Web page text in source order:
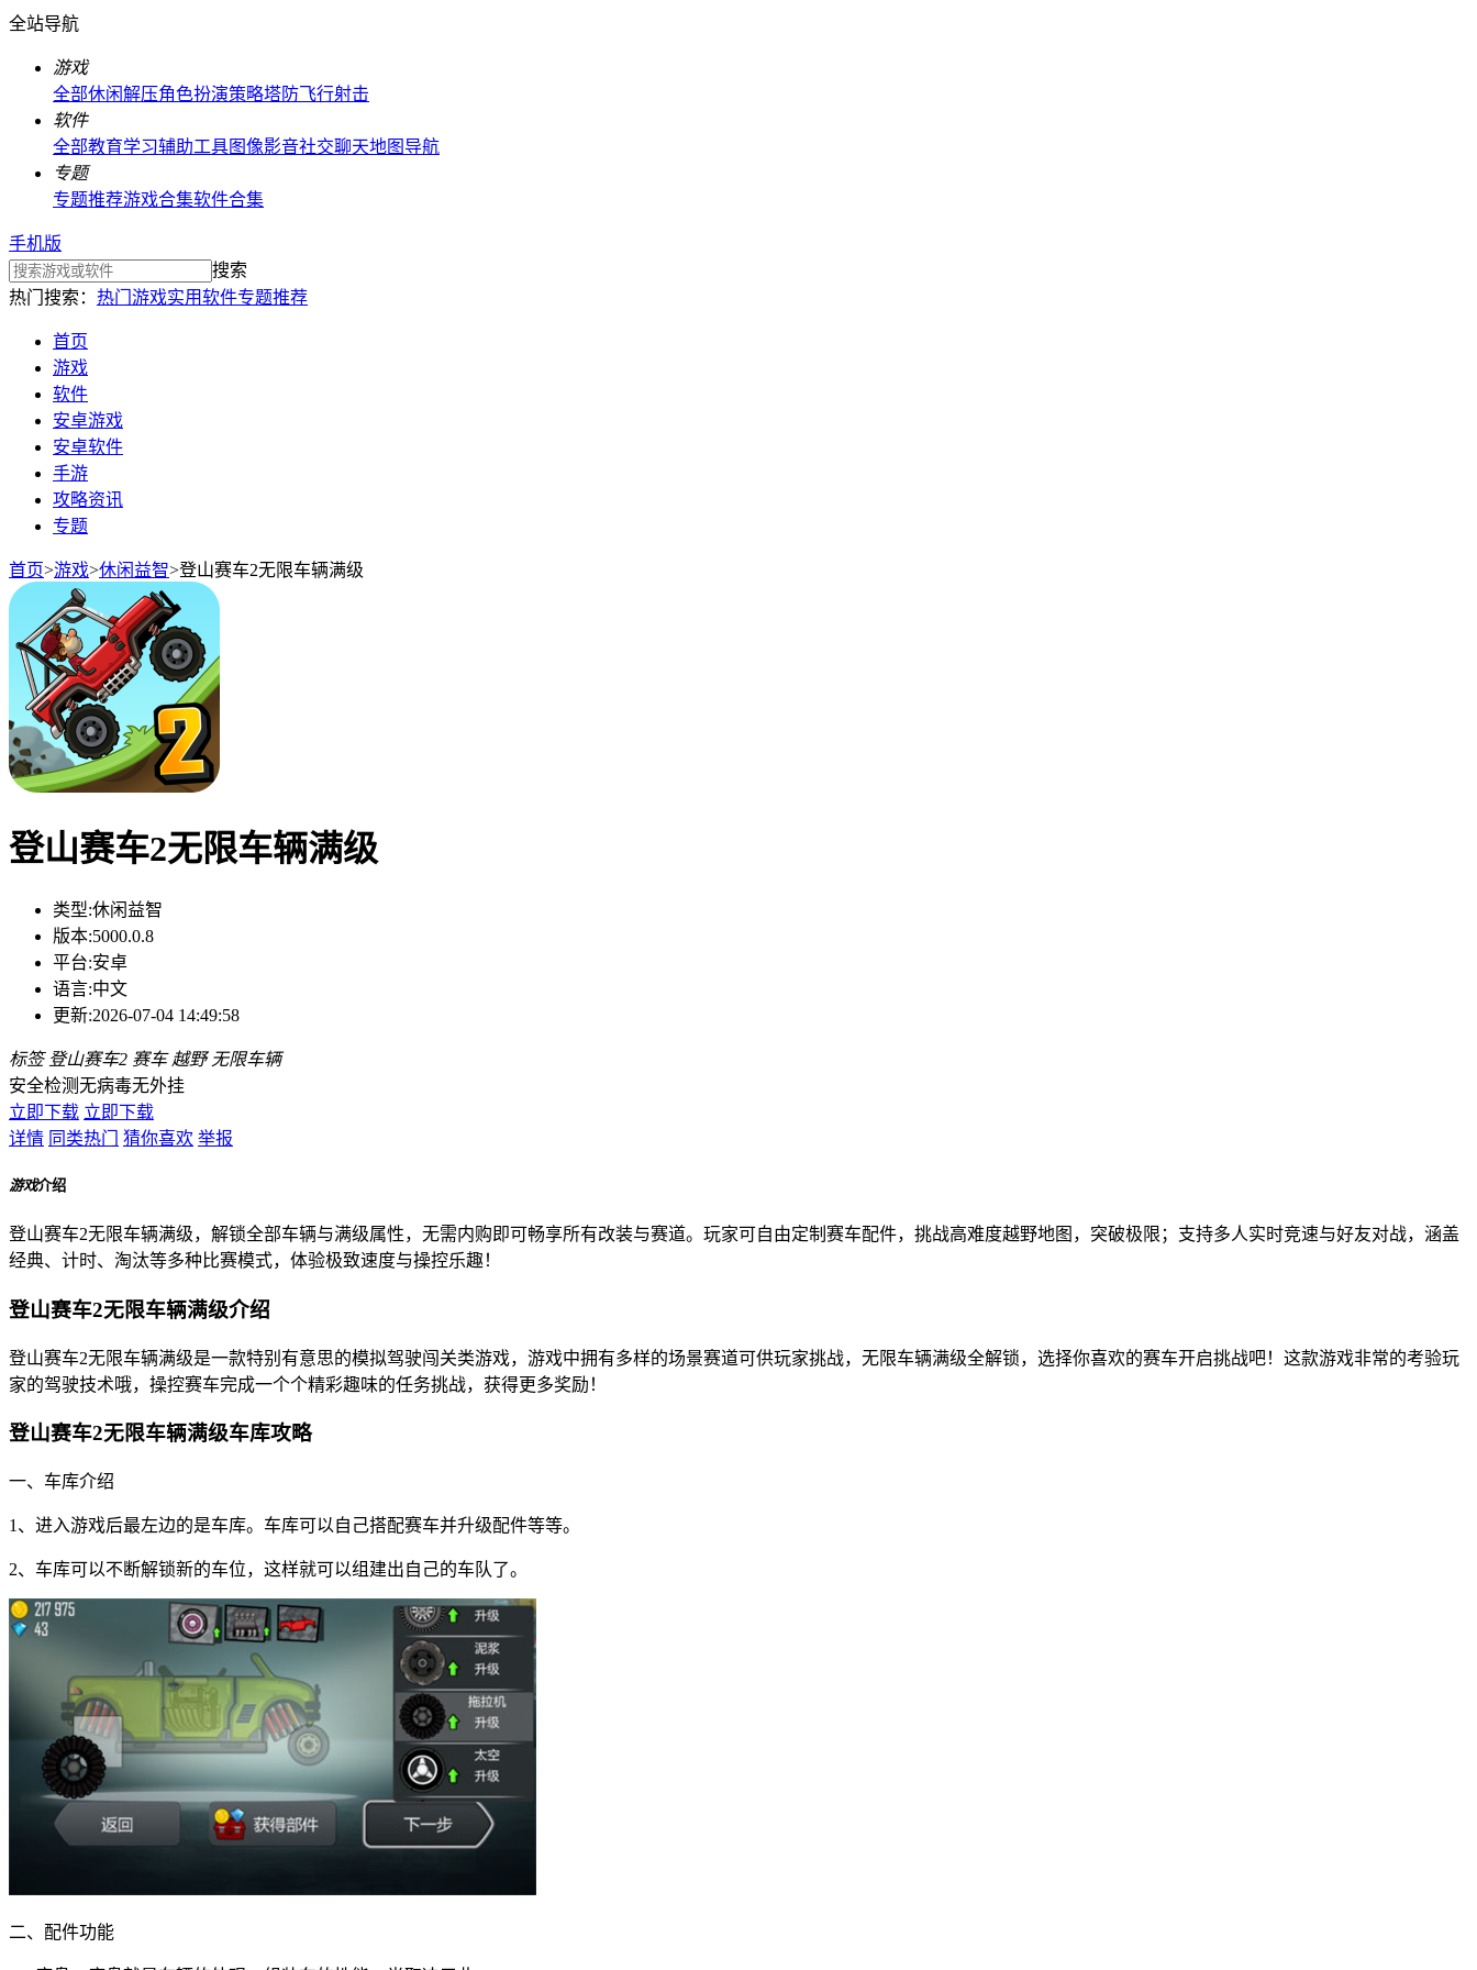
全站导航
游戏
全部休闲解压角色扮演策略塔防飞行射击
软件
全部教育学习辅助工具图像影音社交聊天地图导航
专题
专题推荐游戏合集软件合集
手机版
搜索
热门搜索： 热门游戏实用软件专题推荐
首页
游戏
软件
安卓游戏
安卓软件
手游
攻略资讯
专题
首页>游戏>休闲益智>登山赛车2无限车辆满级
登山赛车2无限车辆满级
类型:休闲益智
版本:5000.0.8
平台:安卓
语言:中文
更新:2026-07-04 14:49:58
标签 登山赛车2 赛车 越野 无限车辆
安全检测无病毒无外挂
立即下载 立即下载
详情 同类热门 猜你喜欢 举报
游戏介绍
登山赛车2无限车辆满级，解锁全部车辆与满级属性，无需内购即可畅享所有改装与赛道。玩家可自由定制赛车配件，挑战高难度越野地图，突破极限；支持多人实时竞速与好友对战，涵盖
经典、计时、淘汰等多种比赛模式，体验极致速度与操控乐趣！
登山赛车2无限车辆满级介绍
登山赛车2无限车辆满级是一款特别有意思的模拟驾驶闯关类游戏，游戏中拥有多样的场景赛道可供玩家挑战，无限车辆满级全解锁，选择你喜欢的赛车开启挑战吧！这款游戏非常的考验玩
家的驾驶技术哦，操控赛车完成一个个精彩趣味的任务挑战，获得更多奖励！
登山赛车2无限车辆满级车库攻略
一、车库介绍
1、进入游戏后最左边的是车库。车库可以自己搭配赛车并升级配件等等。
2、车库可以不断解锁新的车位，这样就可以组建出自己的车队了。
二、配件功能